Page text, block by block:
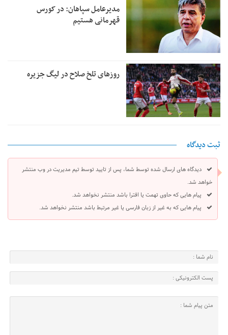
مدیرعامل سپاهان: در کورس
قهرمانی هستیم
روزهای تلخ صلاح در لیگ جزیره
ثبت دیدگاه
دیدگاه های ارسال شده توسط شما، پس از تایید توسط تیم مدیریت در وب منتشر
خواهد شد.
پیام هایی که حاوی تهمت یا افترا باشد منتشر نخواهد شد.
پیام هایی که به غیر از زبان فارسی یا غیر مرتبط باشد منتشر نخواهد شد.